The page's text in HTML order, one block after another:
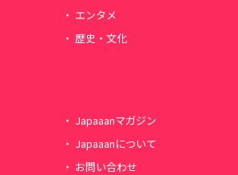
エンタメ
歴史・文化
Japaaanマガジン
Japaaanについて
お問い合わせ